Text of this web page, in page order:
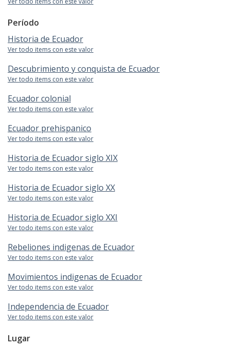
Período
Historia de Ecuador
Ver todo items con este valor
Descubrimiento y conquista de Ecuador
Ver todo items con este valor
Ecuador colonial
Ver todo items con este valor
Ecuador prehispanico
Ver todo items con este valor
Historia de Ecuador siglo XIX
Ver todo items con este valor
Historia de Ecuador siglo XX
Ver todo items con este valor
Historia de Ecuador siglo XXI
Ver todo items con este valor
Rebeliones indigenas de Ecuador
Ver todo items con este valor
Movimientos indigenas de Ecuador
Ver todo items con este valor
Independencia de Ecuador
Ver todo items con este valor
Lugar